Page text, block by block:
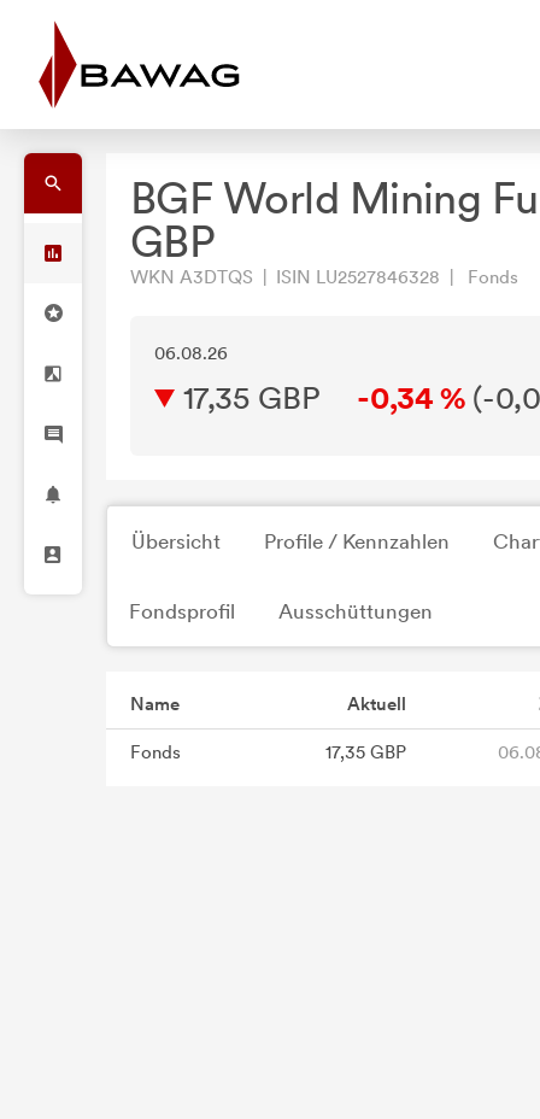
BGF World Mining
GBP
WKN A3DTQS | ISIN LU2527846328 | Fonds
06.08.26
17,35 GBP -0,34 % (-
Übersicht Profile / Kennzahlen
Fondsprofil Ausschüttungen
Name Aktuell
Fonds 17,35 GBP